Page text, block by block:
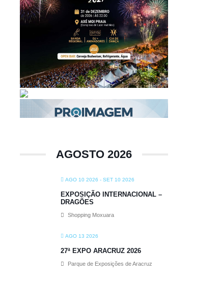
AGOSTO 2026
AGO 10 2026 - SET 10 2026
EXPOSIÇÃO INTERNACIONAL –
DRAGÕES
Shopping Moxuara
AGO 13 2026
27ª EXPO ARACRUZ 2026
Parque de Exposições de Aracruz